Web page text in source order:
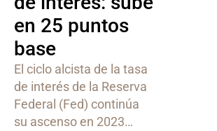
en 25 puntos
base
El ciclo alcista de la tasa
de interés de la Reserva
Federal (Fed) continúa
su ascenso en 2023…